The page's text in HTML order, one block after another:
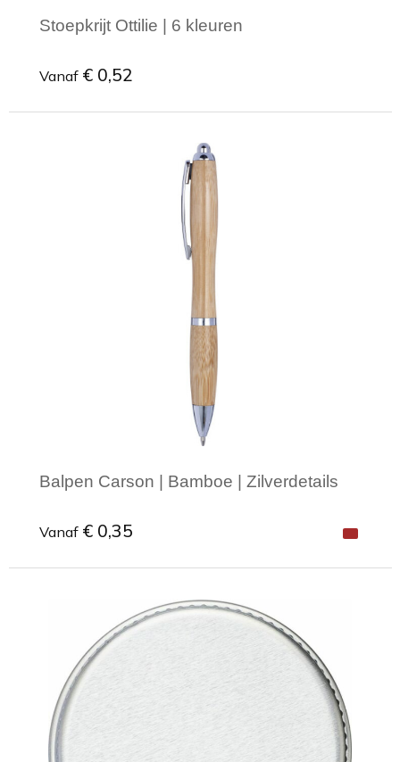
Stoepkrijt Ottilie | 6 kleuren
Vanaf € 0,52
Minimale afname: 1
Balpen Carson | Bamboe | Zilverdetails
Vanaf € 0,35
Minimale afname: 1